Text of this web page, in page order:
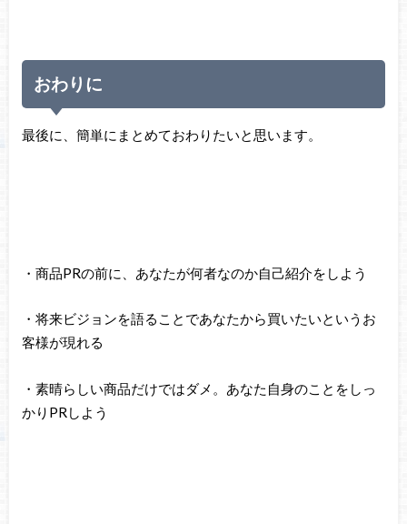
おわりに
最後に、簡単にまとめておわりたいと思います。
・商品PRの前に、あなたが何者なのか自己紹介をしよう
・将来ビジョンを語ることであなたから買いたいというお
客様が現れる
・素晴らしい商品だけではダメ。あなた自身のことをしっ
かりPRしよう